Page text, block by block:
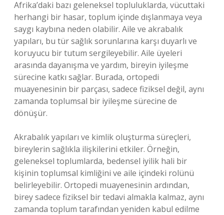
Afrika’daki bazı geleneksel topluluklarda, vücuttaki
herhangi bir hasar, toplum içinde dışlanmaya veya
saygı kaybına neden olabilir. Aile ve akrabalık
yapıları, bu tür sağlık sorunlarına karşı duyarlı ve
koruyucu bir tutum sergileyebilir. Aile üyeleri
arasında dayanışma ve yardım, bireyin iyileşme
sürecine katkı sağlar. Burada, ortopedi
muayenesinin bir parçası, sadece fiziksel değil, aynı
zamanda toplumsal bir iyileşme sürecine de
dönüşür.
Akrabalık yapıları ve kimlik oluşturma süreçleri,
bireylerin sağlıkla ilişkilerini etkiler. Örneğin,
geleneksel toplumlarda, bedensel iyilik hali bir
kişinin toplumsal kimliğini ve aile içindeki rolünü
belirleyebilir. Ortopedi muayenesinin ardından,
birey sadece fiziksel bir tedavi almakla kalmaz, aynı
zamanda toplum tarafından yeniden kabul edilme